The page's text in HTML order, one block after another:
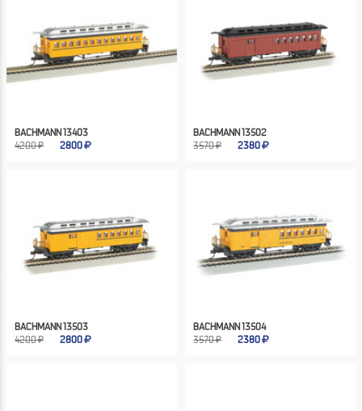
BACHMANN 13403
4200 ₽
2800
BACHMANN 13502
3570 ₽
2380
BACHMANN 13503
4200 ₽
2800
BACHMANN 13504
3570 ₽
2380